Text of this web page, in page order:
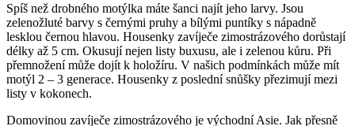
Spíš než drobného motýlka máte šanci najít jeho larvy. Jsou
zelenožluté barvy s černými pruhy a bílými puntíky s nápadně
lesklou černou hlavou. Housenky zavíječe zimostrázového dorůstají
délky až 5 cm. Okusují nejen listy buxusu, ale i zelenou kůru. Při
přemnožení může dojít k holožíru. V našich podmínkách může mít
motýl 2 – 3 generace. Housenky z poslední snůšky přezimují mezi
listy v kokonech.
Domovinou zavíječe zimostrázového je východní Asie. Jak přesně